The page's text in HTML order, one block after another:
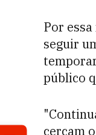
Por
seguir
público
cercam